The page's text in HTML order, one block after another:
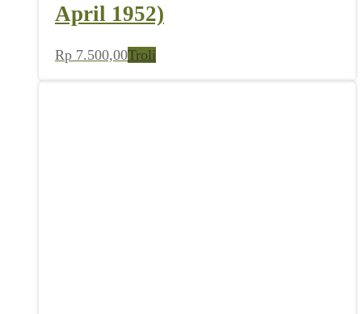
April 1952)
Rp 7.500,00Troli